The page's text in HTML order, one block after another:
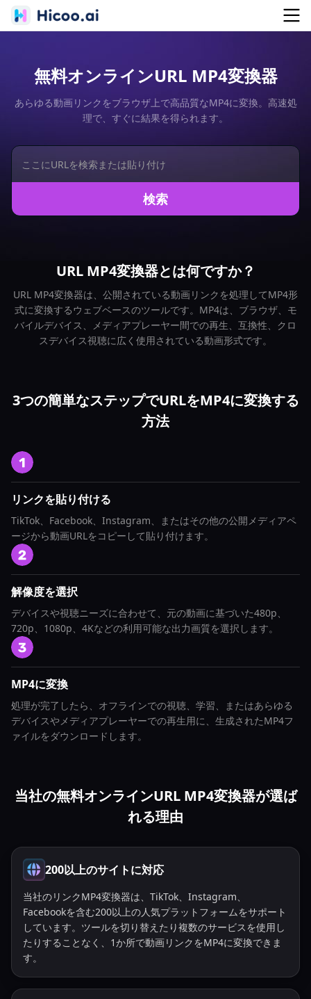
無料オンラインURL MP4変換器
あらゆる動画リンクをブラウザ上で高品質なMP4に変換。高速処
理で、すぐに結果を得られます。
検索
URL MP4変換器とは何ですか？
URL MP4変換器は、公開されている動画リンクを処理してMP4形
式に変換するウェブベースのツールです。MP4は、ブラウザ、モ
バイルデバイス、メディアプレーヤー間での再生、互換性、クロ
スデバイス視聴に広く使用されている動画形式です。
3つの簡単なステップでURLをMP4に変換する
方法
リンクを貼り付ける
TikTok、Facebook、Instagram、またはその他の公開メディアペ
ージから動画URLをコピーして貼り付けます。
解像度を選択
デバイスや視聴ニーズに合わせて、元の動画に基づいた480p、
720p、1080p、4Kなどの利用可能な出力画質を選択します。
MP4に変換
処理が完了したら、オフラインでの視聴、学習、またはあらゆる
デバイスやメディアプレーヤーでの再生用に、生成されたMP4フ
ァイルをダウンロードします。
当社の無料オンラインURL MP4変換器が選ば
れる理由
200以上のサイトに対応
当社のリンクMP4変換器は、TikTok、Instagram、
Facebookを含む200以上の人気プラットフォームをサポート
しています。ツールを切り替えたり複数のサービスを使用し
たりすることなく、1か所で動画リンクをMP4に変換できま
す。